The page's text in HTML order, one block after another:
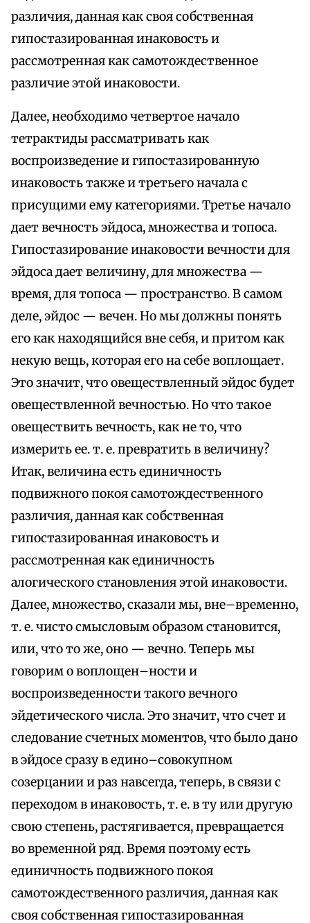
различия, данная как своя собственная
гипостазированная инаковость и
рассмотренная как самотождественное
различие этой инаковости.
Далее, необходимо четвертое начало
тетрактиды рассматривать как
воспроизведение и гипостазированную
инаковость также и третьего начала с
присущими ему категориями. Третье начало
дает вечность эйдоса, множества и топоса.
Гипостазирование инаковости вечности для
эйдоса дает величину, для множества —
время, для топоса — пространство. В самом
деле, эйдос — вечен. Но мы должны понять
его как находящийся вне себя, и притом как
некую вещь, которая его на себе воплощает.
Это значит, что овеществленный эйдос будет
овеществленной вечностью. Но что такое
овеществить вечность, как не то, что
измерить ее. т. е. превратить в величину?
Итак, величина есть единичность
подвижного покоя самотождественного
различия, данная как собственная
гипостазированная инаковость и
рассмотренная как единичность
алогического становления этой инаковости.
Далее, множество, сказали мы, вне–временно,
т. е. чисто смысловым образом становится,
или, что то же, оно — вечно. Теперь мы
говорим о воплощен–ности и
воспроизведенности такого вечного
эйдетического числа. Это значит, что счет и
следование счетных моментов, что было дано
в эйдосе сразу в едино–совокупном
созерцании и раз навсегда, теперь, в связи с
переходом в инаковость, т. е. в ту или другую
свою степень, растягивается, превращается
во временной ряд. Время поэтому есть
единичность подвижного покоя
самотождественного различия, данная как
своя собственная гипостазированная